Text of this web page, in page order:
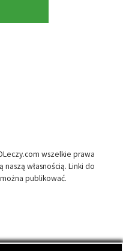
wszelkie prawa
naszą własnością. Linki do
publikować.